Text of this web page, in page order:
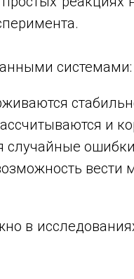
системами:
и
случайные
вести
в